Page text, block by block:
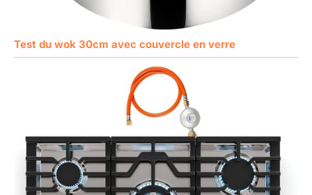
Test du wok 30cm avec couvercle en verre